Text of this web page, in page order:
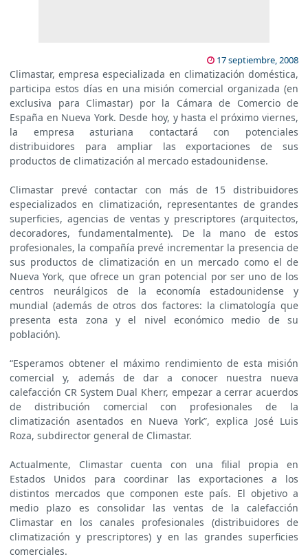
17 septiembre, 2008
Climastar, empresa especializada en climatización doméstica,
participa estos días en una misión comercial organizada (en
exclusiva para Climastar) por la Cámara de Comercio de
España en Nueva York. Desde hoy, y hasta el próximo viernes,
la empresa asturiana contactará con potenciales
distribuidores para ampliar las exportaciones de sus
productos de climatización al mercado estadounidense.
Climastar prevé contactar con más de 15 distribuidores
especializados en climatización, representantes de grandes
superficies, agencias de ventas y prescriptores (arquitectos,
decoradores, fundamentalmente). De la mano de estos
profesionales, la compañía prevé incrementar la presencia de
sus productos de climatización en un mercado como el de
Nueva York, que ofrece un gran potencial por ser uno de los
centros neurálgicos de la economía estadounidense y
mundial (además de otros dos factores: la climatología que
presenta esta zona y el nivel económico medio de su
población).
“Esperamos obtener el máximo rendimiento de esta misión
comercial y, además de dar a conocer nuestra nueva
calefacción CR System Dual Kherr, empezar a cerrar acuerdos
de distribución comercial con profesionales de la
climatización asentados en Nueva York”, explica José Luis
Roza, subdirector general de Climastar.
Actualmente, Climastar cuenta con una filial propia en
Estados Unidos para coordinar las exportaciones a los
distintos mercados que componen este país. El objetivo a
medio plazo es consolidar las ventas de la calefacción
Climastar en los canales profesionales (distribuidores de
climatización y prescriptores) y en las grandes superficies
comerciales.